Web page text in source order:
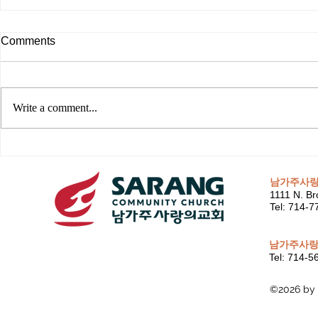
Comments
Write a comment...
남가주사
1111 N.
Tel: 714-
남가주사
Tel: 714-
©2026 by